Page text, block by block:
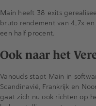
Main heeft 38 exits
bruto rendement van 4,7x
een half procent.
Ook naar het
Vanouds stapt Main in
Scandinavië, Frankrijk en
gaat zich nu ook richten op